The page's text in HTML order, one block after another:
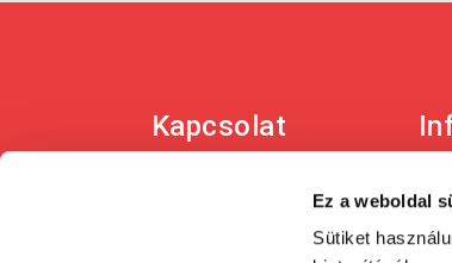
Ez a weboldal
Sütiket
Kapcsolat
patikapack@patikapack.hu
Cím: 1139 Budapest,